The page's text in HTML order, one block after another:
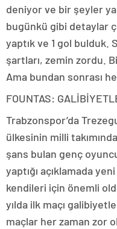
deniyor ve bir şeyler
bugünkü gibi detaylar
yaptık ve 1 gol bulduk.
şartları, zemin zordu.
Ama bundan sonrası
FOUNTAS:
Trabzonspor’da
ülkesinin milli
şans bulan genç
yaptığı açıklamada
kendileri için önemli
yılda ilk maçı
maçlar her zaman zor